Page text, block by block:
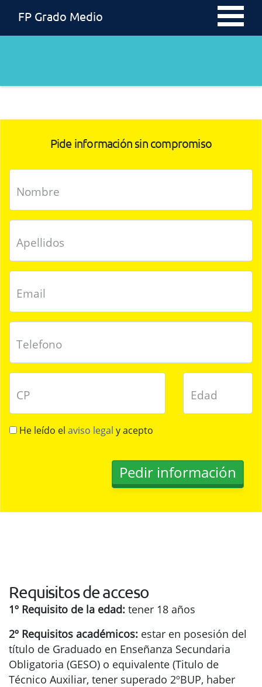
FP Grado Medio
Pide información sin compromiso
Nombre
Apellidos
Email
Telefono
CP Edad
He leído el aviso legal y acepto
Requisitos de acceso
1º Requisito de la edad: tener 18 años
2º Requisitos académicos: estar en posesión del
título de Graduado en Enseñanza Secundaria
Obligatoria (GESO) o equivalente (Titulo de
Técnico Auxiliar, tener superado 2ºBUP, haber